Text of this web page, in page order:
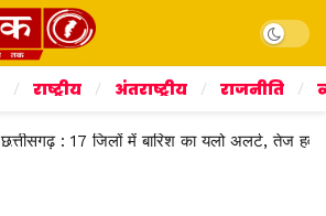
Dark
राष्ट्रीय अंतराष्ट्रीय राजनीति
छत्तीसगढ़ : 17 जिलों में बारिश का यलो अलर्ट, तेज